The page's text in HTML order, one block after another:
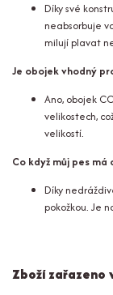
Díky své
neabsorbuje
milují plavat
Je obojek vhodný
Ano, obojek
velikostech,
velikostí.
Co když můj pes má
Díky
pokožkou. Je
Zboží zařazeno